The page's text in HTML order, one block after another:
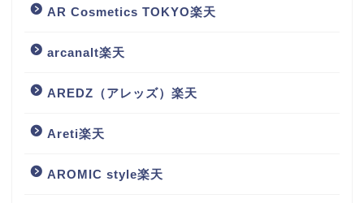
AR Cosmetics TOKYO楽天
arcanalt楽天
AREDZ（アレッズ）楽天
Areti楽天
AROMIC style楽天